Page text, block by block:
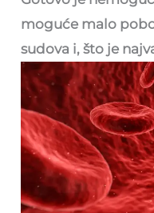
moguće malo
sudova i, što je